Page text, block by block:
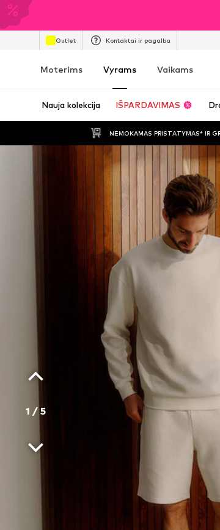
Outlet Kontaktai ir pagalba
Moterims Vyrams Vaikams
Nauja kolekcija IŠPARDAVIMAS
NEMOKAMAS PRISTATYMAS* IR
1 / 5